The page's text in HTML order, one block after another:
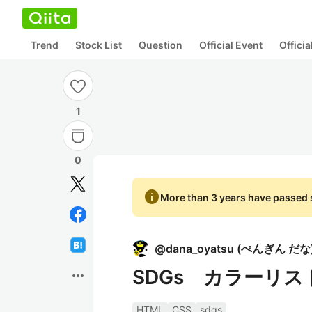
Trend Stock List Question Official Event
1
0
more_horiz
infoMore than 3 years have passed
@dana_oyatsu (ぺんぎん だな
SDGs カラーリ
HTML CSS
sdgs